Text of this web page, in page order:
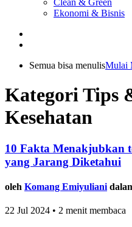
Clean & Green
Ekonomi & Bisnis
Semua bisa menulisMulai
Kategori Tips
Kesehatan
10 Fakta Menakjubkan
yang Jarang Diketahui
oleh Komang Emiyuliani
22 Jul 2024 • 2 menit membaca